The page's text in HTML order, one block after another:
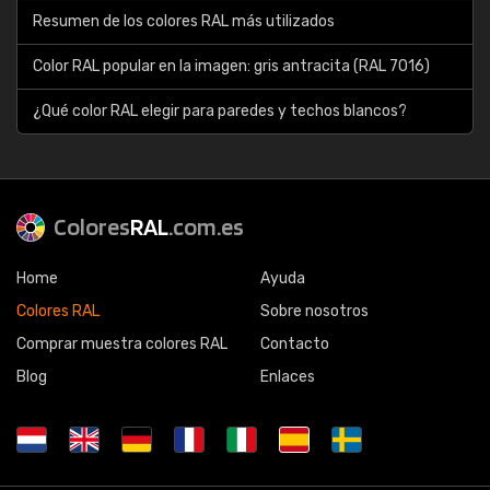
Resumen de los colores RAL más utilizados
Color RAL popular en la imagen: gris antracita (RAL 7016)
¿Qué color RAL elegir para paredes y techos blancos?
ColoresRAL.com.es
Home
Colores RAL
Comprar muestra colores RAL
Blog
Ayuda
Sobre nosotros
Contacto
Enlaces